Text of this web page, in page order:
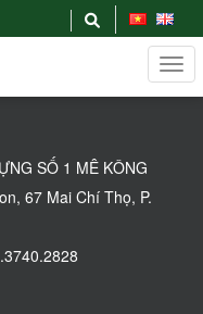
SỐ 1 MÊ KÔNG
67 Mai Chí Thọ, P.